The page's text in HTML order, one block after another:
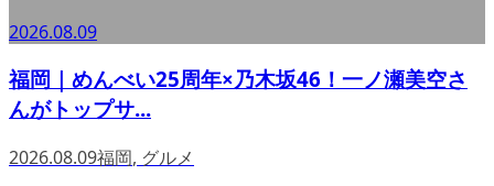
2026.08.09
福岡｜めんべい25周年×乃木坂46！一ノ瀬美空さ
んがトップサ...
2026.08.09福岡, グルメ